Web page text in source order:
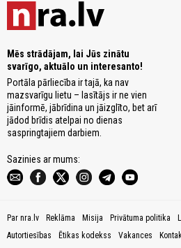
Mēs strādājam, lai Jūs zinātu
svarīgo, aktuālo un interesanto!
Portāla pārliecība ir tajā, ka nav
mazsvarīgu lietu – lasītājs ir ne vien
jāinformē, jābrīdina un jāizglīto, bet arī
jādod brīdis atelpai no dienas
saspringtajiem darbiem.
Sazinies ar mums:
Par nra.lv Reklāma Misija Privātuma politika
Autortiesības
Ētikas kodekss Vakances